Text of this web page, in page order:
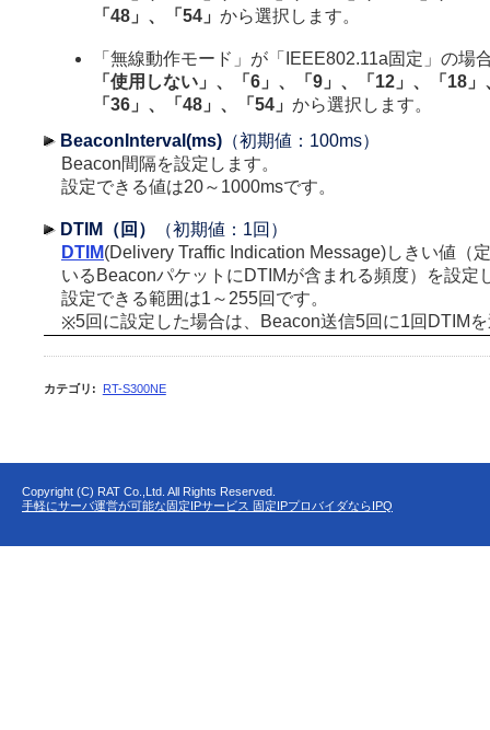
「48」、「54」 から選択します。
「無線動作モード」が「IEEE802.11a固定」の場
「使用しない」、「6」、「9」、「12」、「18
「36」、「48」、「54」 から選択します。
BeaconInterval(ms) （初期値：100ms）
Beacon間隔を設定します。
設定できる値は20～1000msです。
DTIM（回）
（初期値：1回）
DTIM(Delivery Traffic Indication Message)しきい値（
いるBeaconパケットにDTIMが含まれる頻度）を設定
設定できる範囲は1～255回です。
※5回に設定した場合は、Beacon送信5回に1回DTIM
カテゴリ : RT-S300NE
Copyright (C) RAT Co.,Ltd. All Rights Reserved.
手軽にサーバ運営が可能な固定IPサービス 固定IPプロバイダならIPQ